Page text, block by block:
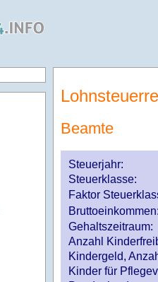
Beamte
Steuerjahr:
Steuerklasse:
Faktor
Bruttoeinkommen:
Gehaltszeitraum:
Anzahl
Kindergeld,
Kinder für